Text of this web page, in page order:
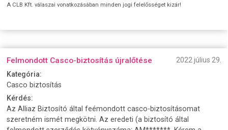
A CLB Kft. válaszai vonatkozásában minden jogi felelősséget kizár!
Felmondott Casco-biztosítás újralőtése
2022 július 29.
Kategória:
Casco biztosítás
Kérdés:
Az Alliaz Biztosító által feémondott casco-biztosításomat
szeretném ismét megkötni. Az eredeti (a biztosító által